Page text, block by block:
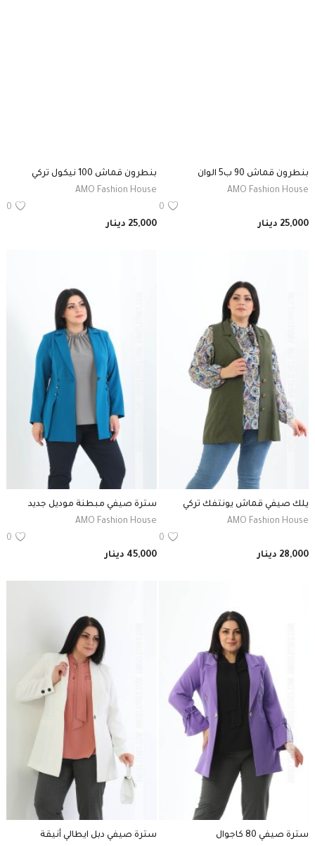
بنطرون قماش 90 ب5 الوان
AMO Fashion House
0
25,000 دينار
بنطرون قماش 100 نيكول تركي
AMO Fashion House
0
25,000 دينار
يلك صيفي قماش يونتفك تركي
AMO Fashion House
0
28,000 دينار
سترة صيفي مبطنة موديل جديد
AMO Fashion House
0
45,000 دينار
سترة صيفي 80 كاجوال سترة صيفي دبل ايطالي أنيقة